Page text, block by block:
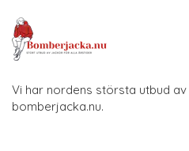
Vi har nordens största utbud
bomberjacka.nu.